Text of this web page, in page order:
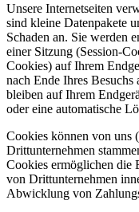
Unsere Internetseiten
sind kleine Datenpakete
Schaden an. Sie werden
einer Sitzung (Session-
Cookies) auf Ihrem
nach Ende Ihres Besuchs
bleiben auf Ihrem
oder eine automatische
Cookies können von uns
Drittunternehmen
Cookies ermöglichen die
von Drittunternehmen
Abwicklung von